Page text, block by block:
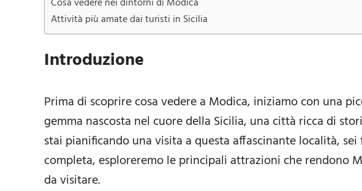
Attività più amate dai turisti in Sicilia
Introduzione
Prima di scoprire cosa vedere a Modica, iniziamo con una
gemma nascosta nel cuore della Sicilia, una città ricca di
stai pianificando una visita a questa affascinante località,
completa, esploreremo le principali attrazioni che rendono
da visitare.